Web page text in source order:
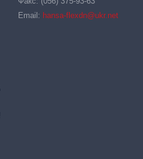
Email: hansa-flexdn@ukr.net